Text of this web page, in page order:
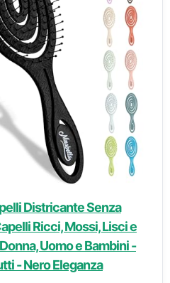
Districante Senza
Ricci, Mossi, Lisci e
Uomo e Bambini -
- Nero Eleganza